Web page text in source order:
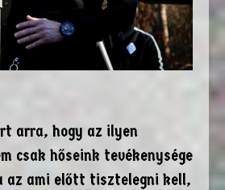
arra, hogy az ilyen
csak hőseink tevékenysége
az ami előtt tisztelegni kell,